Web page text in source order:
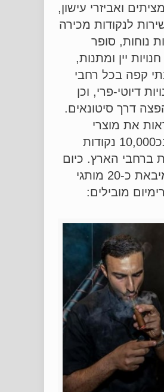
ואביזרי עישון,
לנקודות מכירה
נוחות, סופר
יין ומתנות,
קפה בכל רחבי
דיוטי-פרי, וכן
דרך סיטונאים.
את מוצרי
החברה בכ10,000 נקודות
ברחבי הארץ. כיום
החברה מיבאת כ-20 מותגי
מובילים: